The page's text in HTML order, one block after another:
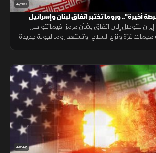
47:09
أخيرة".. وروما تختبر اتفاق لبنان وإسرائيل
للتوصل إلى اتفاق بشأن هرمز، فيما تتواصل
غزة ونزع السلاح، وتستعد روما لجولة جديدة
46:42